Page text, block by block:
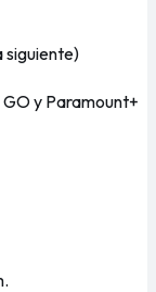
siguiente)
y Paramount+